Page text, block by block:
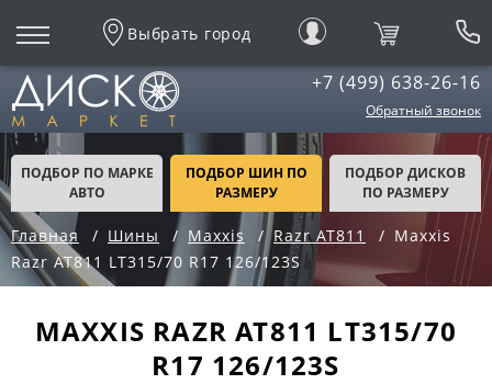
Выбрать город
+7 (499) 638-26-16
Обратный звонок
ПОДБОР ПО МАРКЕ
АВТО
ПОДБОР ШИН ПО
РАЗМЕРУ
ПОДБОР ДИСКОВ
ПО РАЗМЕРУ
Главная Шины Maxxis Razr AT811
Maxxis
Razr AT811 LT315/70 R17 126/123S
MAXXIS RAZR AT811 LT315/70
R17 126/123S